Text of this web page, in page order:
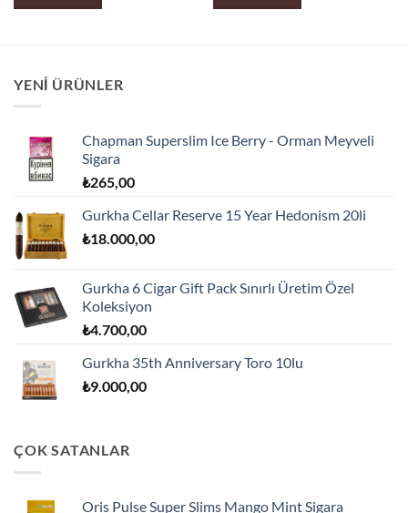
YENI ÜRÜNLER
Chapman Superslim Ice Berry - Orman Meyveli
Sigara
₺265,00
Gurkha Cellar Reserve 15 Year Hedonism 20li
₺18.000,00
Gurkha 6 Cigar Gift Pack Sınırlı Üretim Özel
Koleksiyon
₺4.700,00
Gurkha 35th Anniversary Toro 10lu
₺9.000,00
ÇOK SATANLAR
Oris Pulse Super Slims Mango Mint Sigara